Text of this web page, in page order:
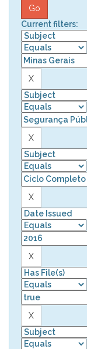
Current filters: